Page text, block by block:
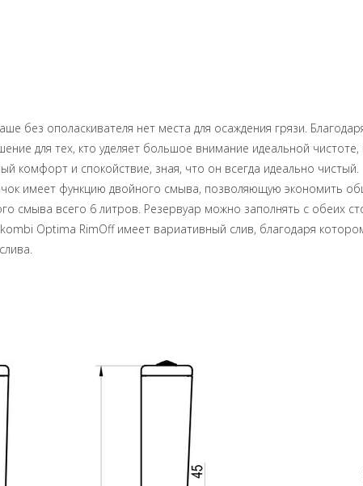
без ополаскивателя нет места для осаждения грязи.
для тех, кто уделяет большое внимание идеальной чистоте,
комфорт и спокойствие, зная, что он всегда идеально чистый.
имеет функцию двойного смыва, позволяющую экономить
смыва всего 6 литров. Резервуар можно заполнять с обеих
Optima RimOff имеет вариативный слив, благодаря